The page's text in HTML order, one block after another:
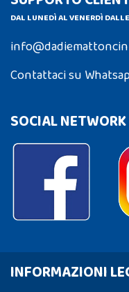
DAL LUNEDÌ AL VENERDÌ
Contattaci su
SOCIAL NETWORK
INFORMAZIONI